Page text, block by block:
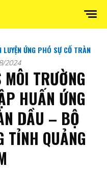
LUYỆN ỨNG PHÓ SỰ CỐ TRÀN
2024
TRƯỜNG
HUẤN ỨNG
DẦU – BỘ
TỈNH QUẢNG